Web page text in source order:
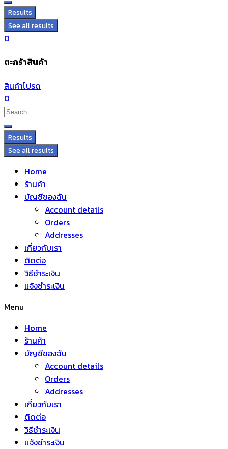
Results
See all results
0
ตะกร้าสินค้า
สินค้าโปรด
0
Results
See all results
Home
ร้านค้า
บัญชีของฉัน
Account details
Orders
Addresses
เกี่ยวกับเรา
ติดต่อ
วิธีชำระเงิน
แจ้งชำระเงิน
Menu
Home
ร้านค้า
บัญชีของฉัน
Account details
Orders
Addresses
เกี่ยวกับเรา
ติดต่อ
วิธีชำระเงิน
แจ้งชำระเงิน